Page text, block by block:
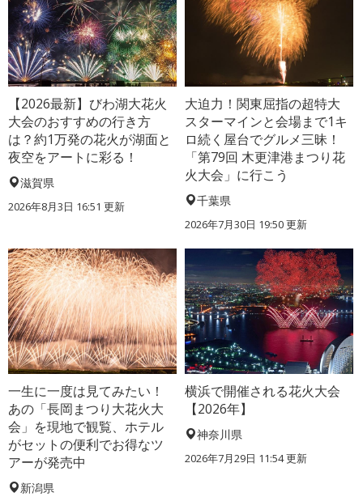
【2026最新】びわ湖大花火
大会のおすすめの行き方
は？約1万発の花火が湖面と
夜空をアートに彩る！
滋賀県
2026年8月3日 16:51 更新
大迫力！関東屈指の超特大
スターマインと会場まで1キ
ロ続く屋台でグルメ三昧！
「第79回 木更津港まつり花
火大会」に行こう
千葉県
2026年7月30日 19:50 更新
一生に一度は見てみたい！
あの「長岡まつり大花火大
会」を現地で観覧、ホテル
がセットの便利でお得なツ
アーが発売中
新潟県
横浜で開催される花火大会
【2026年】
神奈川県
2026年7月29日 11:54 更新